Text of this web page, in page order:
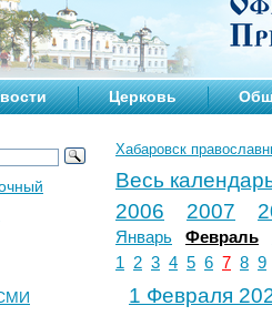
Церковь
Хабаровск
Весь
2006
2007
Январь Февраль
1
2 3 4 5 6 7 8 9
1 Февраля